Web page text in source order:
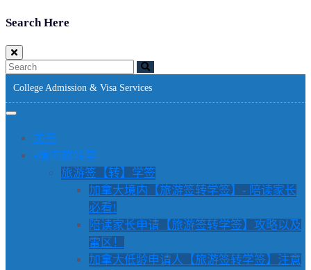
Search Here
College Admission & Visa Services
关于
▪️境内旅转学
旅游签【转】学签
加拿大境内【旅游签转学签】- 陪读家长
必看!
陪读家长申请【旅游签转学签】攻略以及
雷区！
加拿大低龄申请人【旅游签转学签】注意